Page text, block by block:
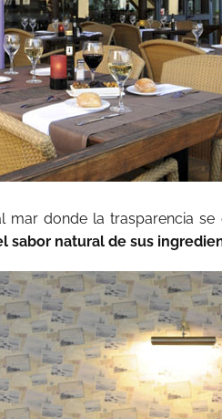
mar donde la trasparencia se
sabor natural de sus